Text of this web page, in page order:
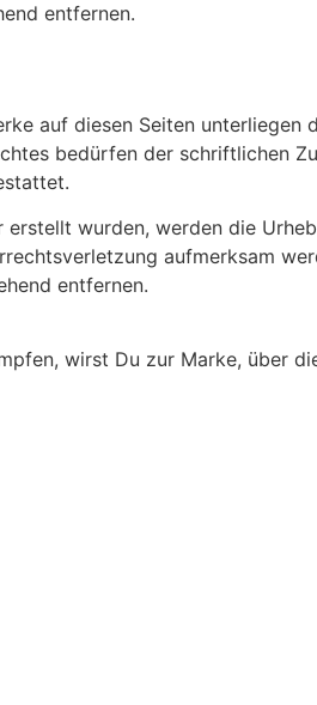
entfernen.
auf diesen Seiten
bedürfen der schriftlichen
wurden, werden die
aufmerksam
entfernen.
wirst Du zur Marke, über